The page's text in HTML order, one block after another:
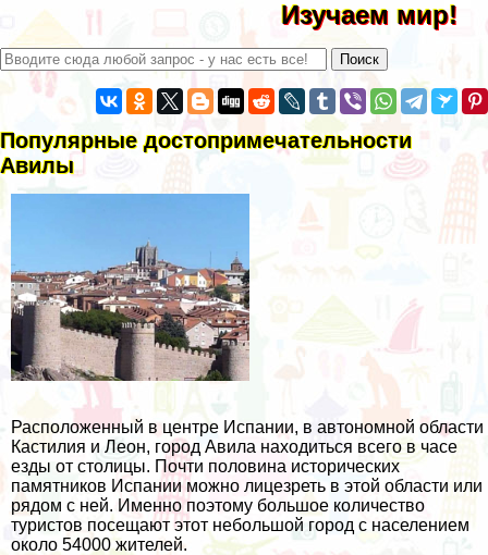
Изучаем мир!
Популярные достопримечательности
Авилы
Расположенный в центре Испании, в автономной области
Кастилия и Леон, город Авила находиться всего в часе
езды от столицы. Почти половина исторических
памятников Испании можно лицезреть в этой области или
рядом с ней. Именно поэтому большое количество
туристов посещают этот небольшой город с населением
около 54000 жителей.